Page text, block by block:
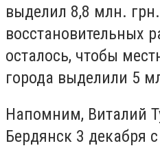
выделил 8,8 млн.
восстановительных
осталось, чтобы
города выделили 5
Напомним, Виталий
Бердянск 3 декабря